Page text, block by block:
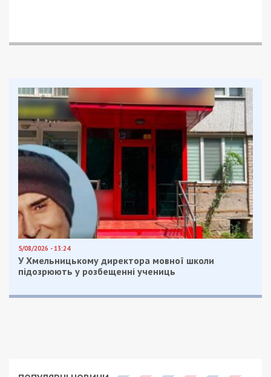
5/08/2026 - 13:24
У Хмельницькому директора мовної школи
підозрюють у розбещенні учениць